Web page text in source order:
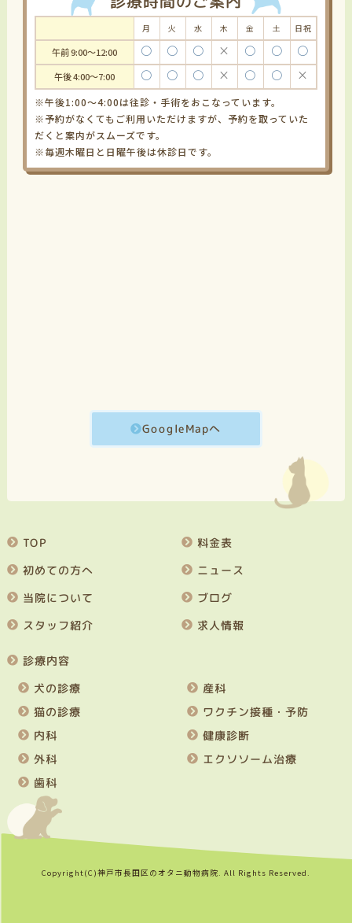
月 火 水 木 金 土 日祝
午前 9:00～12:00 〇 〇 〇 × 〇 〇 〇
午後 4:00～7:00 〇 〇 〇 × 〇 〇 ×
※午後1:00～4:00は往診・手術をおこなっています。
※予約がなくてもご利用いただけますが、予約を取っていた
だくと案内がスムーズです。
※毎週木曜日と日曜午後は休診日です。
GoogleMapへ
TOP
初めての方へ
当院について
スタッフ紹介
料金表
ニュース
ブログ
求人情報
診療内容
犬の診療
猫の診療
内科
外科
歯科
産科
ワクチン接種・予防
健康診断
エクソソーム治療
Copyright(C)神戸市長田区のオタニ動物病院. All Rights Reserved.